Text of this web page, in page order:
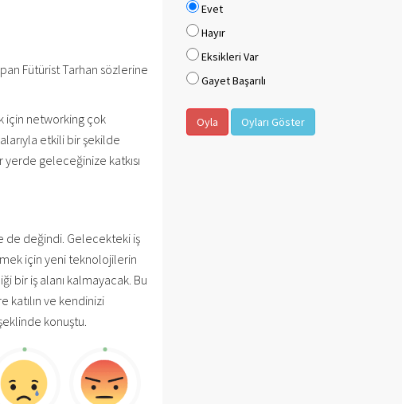
Fütürist Tarhan sözlerine
için networking çok
etkili bir şekilde
geleceğinize katkısı
de değindi. Gelecekteki iş
için yeni teknolojilerin
bir iş alanı kalmayacak. Bu
ve kendinizi
konuştu.
Evet
Hayır
Eksikleri Var
Gayet Başarılı
Oyla Oyları Göster